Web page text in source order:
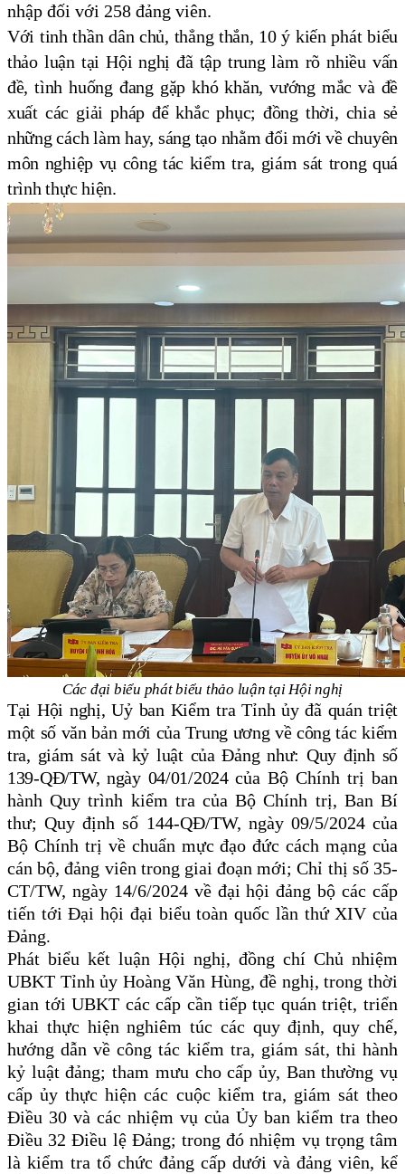
nhập đối với 258 đảng viên.
Với tinh thần dân chủ, thẳng thắn, 10 ý kiến phát biểu
thảo luận tại Hội nghị đã tập trung làm rõ nhiều vấn
đề, tình huống đang gặp khó khăn, vướng mắc và đề
xuất các giải pháp để khắc phục; đồng thời, chia sẻ
những cách làm hay, sáng tạo nhằm đổi mới về chuyên
môn nghiệp vụ công tác kiểm tra, giám sát trong quá
trình thực hiện.
Các đại biểu phát biểu thảo luận tại Hội nghị
Tại Hội nghị, Uỷ ban Kiểm tra Tỉnh ủy đã quán triệt
một số văn bản mới của Trung ương về công tác kiểm
tra, giám sát và kỷ luật của Đảng như: Quy định số
139-QĐ/TW, ngày 04/01/2024của Bộ Chính trị ban
hành Quy trình kiểm tra của Bộ Chính trị, Ban Bí
thư; Quy định số 144-QĐ/TW, ngày 09/5/2024 của
Bộ Chính trị về chuẩn mực đạo đức cách mạng của
cán bộ, đảng viên trong giai đoạn mới; Chỉ thị số 35-
CT/TW, ngày 14/6/2024 về đại hội đảng bộ các cấp
tiến tới Đại hội đại biểu toàn quốc lần thứ XIV của
Đảng.
Phát biểu kết luận Hội nghị, đồng chí Chủ nhiệm
UBKT Tỉnh ủy Hoàng Văn Hùng, đề nghị, trong thời
gian tớiUBKT các cấp cần tiếp tục quán triệt, triển
khai thực hiện nghiêm túc các quy định, quy chế,
hướng dẫn về công tác kiểm tra, giám sát, thi hành
kỷ luậtđảng;tham mưu cho cấp ủy, Ban thường vụ
cấp ủy thực hiện các cuộc kiểm tra, giám sát theo
Điều 30 và các nhiệm vụ của Ủy ban kiểm tra theo
Điều 32 Điều lệ Đảng; trong đó nhiệm vụ trọng tâm
là kiểm tra tổ chức đảng cấp dưới và đảng viên, kể